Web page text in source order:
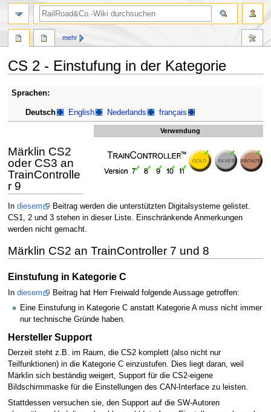
CS 2 - Einstufung in der Kategorie
Zur
springen
Zur
springen
Sprachen:
Deutsch English Nederlands français
Verwendung
Märklin CS2
oder CS3 an
TrainControlle
r 9
In diesem
Beitrag werden die unterstützten Digitalsysteme gelistet.
CS1, 2 und 3 stehen in dieser Liste. Einschränkende Anmerkungen
werden nicht gemacht.
Märklin CS2 an TrainController 7 und 8
Einstufung in Kategorie C
In diesem
Beitrag hat Herr Freiwald folgende Aussage getroffen:
Eine Einstufung in Kategorie C anstatt Kategorie A muss nicht immer
nur technische Gründe haben.
Hersteller Support
Derzeit steht z.B. im Raum, die CS2 komplett (also nicht nur
Teilfunktionen) in die Kategorie C einzustufen. Dies liegt daran, weil
Märklin sich beständig weigert, Support für die CS2-eigene
Bildschirmmaske für die Einstellungen des CAN-Interface zu leisten.
Stattdessen versuchen sie, den Support auf die SW-Autoren
mehr
Suche